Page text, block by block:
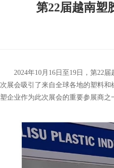
第22届越南塑
2024年10月16日至19日，第22届
次展会吸引了来自全球各地的塑料
塑企业作为此次展会的重要参展商之